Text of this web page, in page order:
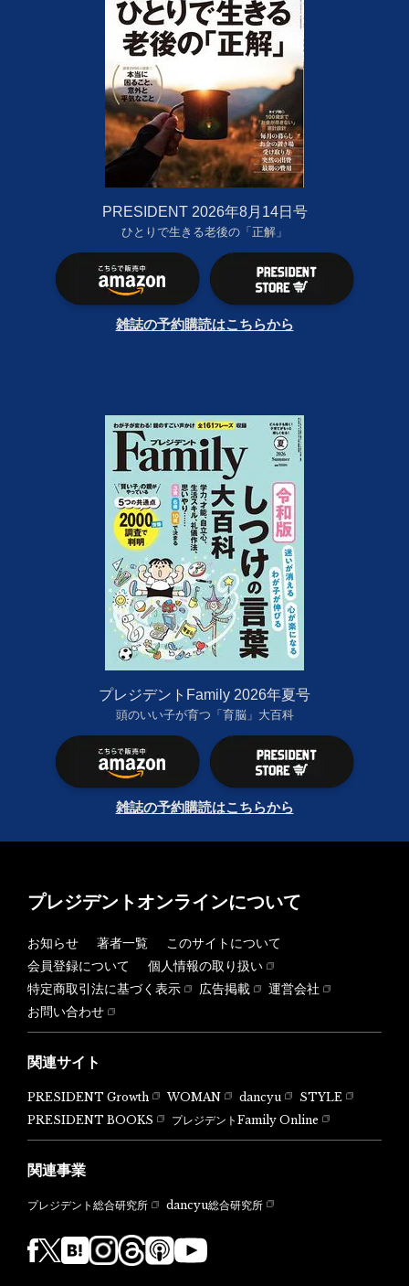
PRESIDENT 2026年8月14日号
ひとりで生きる老後の「正解」
雑誌の予約購読はこちらから
プレジデントFamily 2026年夏号
頭のいい子が育つ「育脳」大百科
雑誌の予約購読はこちらから
プレジデントオンラインについて
お知らせ 著者一覧
このサイトについて
会員登録について
個人情報の取り扱い
特定商取引法に基づく表示
広告掲載
運営会社
お問い合わせ
関連サイト
PRESIDENT Growth WOMAN dancyu
STYLE
PRESIDENT BOOKS
プレジデントFamily Online
関連事業
プレジデント総合研究所 dancyu総合研究所